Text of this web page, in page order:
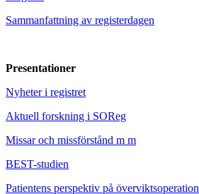
Sammanfattning av registerdagen
Presentationer
Nyheter i registret
Aktuell forskning i SOReg
Missar och missförstånd m m
BEST-studien
Patientens perspektiv på överviktsoperation